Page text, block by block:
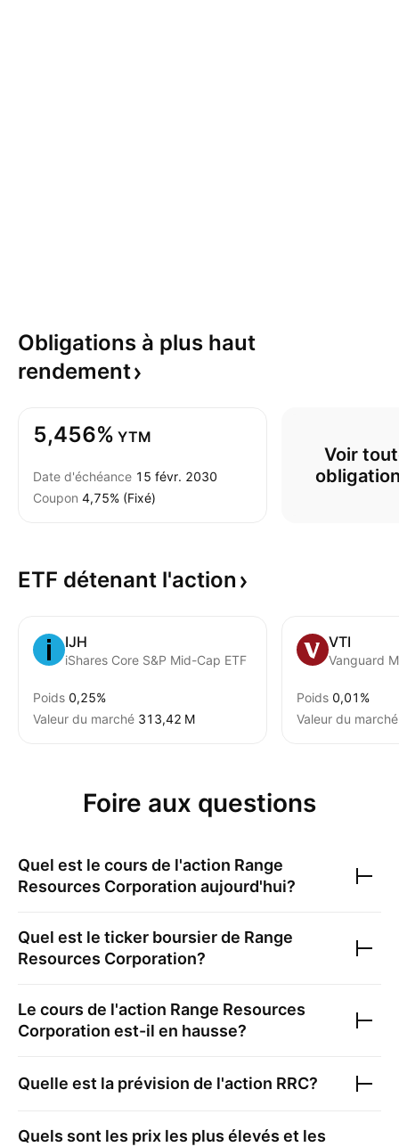
Obligations à plus haut
rendement
5,456% YTM
Date d'échéance 15 févr. 2030
Coupon 4,75% (Fixé)
Voir
ETF détenant l'action
IJH
iShares Core S&P Mid-Cap ETF
Poids 0,25%
Valeur du marché ‪313,42 M‬
VTI
Poids 0,01%
Valeur du marché
Foire aux questions
Quel est le cours de l'action Range
Resources Corporation aujourd'hui?
Quel est le ticker boursier de Range
Resources Corporation?
Le cours de l'action Range Resources
Corporation est-il en hausse?
Quelle est la prévision de l'action RRC?
Quels sont les prix les plus élevés et les